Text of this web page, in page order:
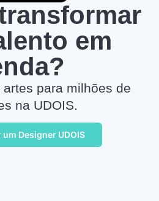
em
para milhões de
na UDOIS.
Designer UDOIS